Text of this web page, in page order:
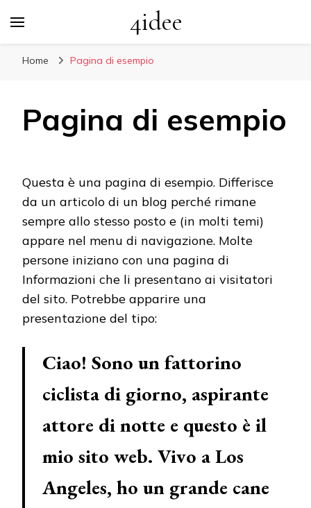
4idee
Home Pagina di esempio
Pagina di esempio
Questa è una pagina di esempio. Differisce
da un articolo di un blog perché rimane
sempre allo stesso posto e (in molti temi)
appare nel menu di navigazione. Molte
persone iniziano con una pagina di
Informazioni che li presentano ai visitatori
del sito. Potrebbe apparire una
presentazione del tipo:
Ciao! Sono un fattorino
ciclista di giorno, aspirante
attore di notte e questo è il
mio sito web. Vivo a Los
Angeles, ho un grande cane